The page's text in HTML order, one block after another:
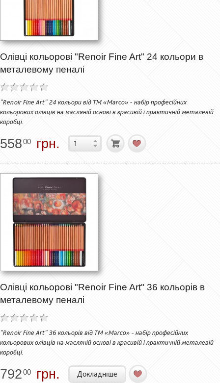
Олівці кольорові "Renoir Fine Art" 24 кольори в
металевому пеналі
"Renoir Fine Art" 24 кольори від ТМ «Marco» - набір професійних
кольорових олівців на масляній основі в красивій і практичній металевій
коробці.
55800 грн.
Олівці кольорові "Renoir Fine Art" 36 кольорів в
металевому пеналі
"Renoir Fine Art" 36 кольорів від ТМ «Marco» - набір професійних
кольорових олівців на масляній основі в красивій і практичній металевій
коробці.
79200 грн. Докладніше